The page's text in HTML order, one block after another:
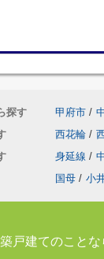
探す 甲府市 /
西花輪 /
身延線 /
国母 / 小
戸建てのこと